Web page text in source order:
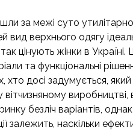
за межі суто
вид верхнього одягу
цінують жінки в
та функціональні
хто досі задумується,
вітчизняному
безліч варіантів,
залежить, наскільки